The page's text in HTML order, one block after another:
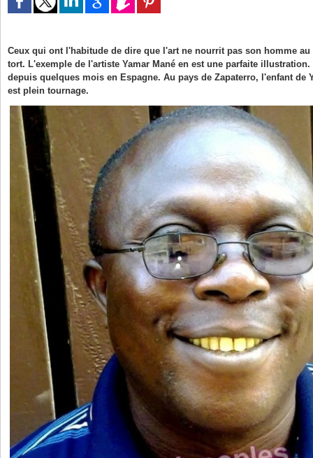
Ceux qui ont l'habitude de dire que l'art ne nourrit pas son homme
tort. L'exemple de l'artiste Yamar Mané en est une parfaite
depuis quelques mois en Espagne. Au pays de Zapaterro, l'enfant de
est plein tournage.